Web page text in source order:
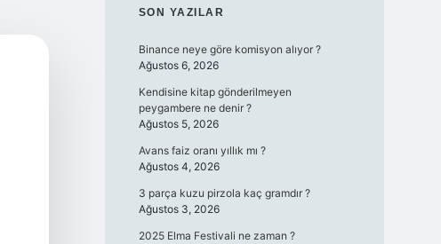
SIDEBAR
SON YAZILAR
Binance neye göre komisyon alıyor ?
Ağustos 6, 2026
Kendisine kitap gönderilmeyen
peygambere ne denir ?
Ağustos 5, 2026
Avans faiz oranı yıllık mı ?
Ağustos 4, 2026
3 parça kuzu pirzola kaç gramdır ?
Ağustos 3, 2026
2025 Elma Festivali ne zaman ?